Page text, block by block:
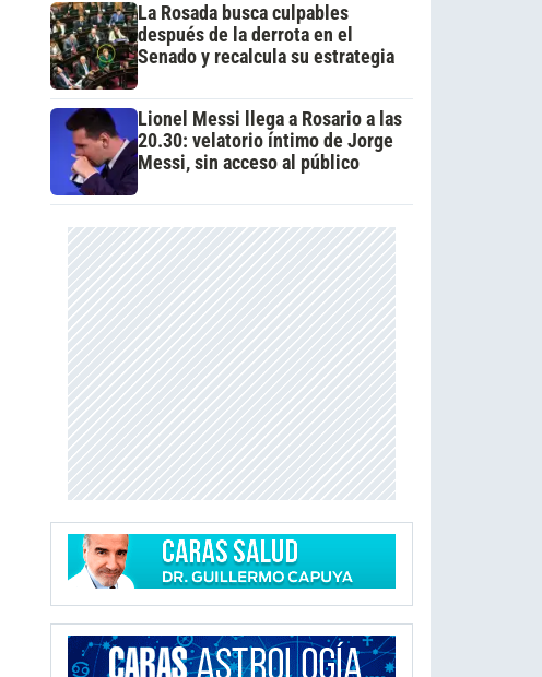
La Rosada busca culpables
después de la derrota en el
Senado y recalcula su estrategia
Lionel Messi llega a Rosario a las
20.30: velatorio íntimo de Jorge
Messi, sin acceso al público